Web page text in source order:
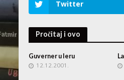
Twitter
Pročitaj i ovo
Guverner u leru
12.12.2001.